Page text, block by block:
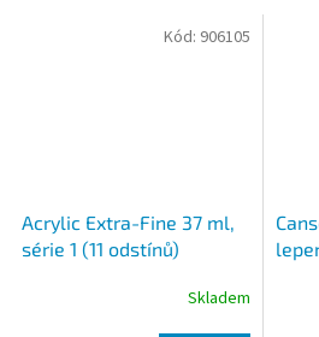
Acrylic Extra-Fine 37 ml,
série 1 (11 odstínů)
Skladem
Kód: 906105